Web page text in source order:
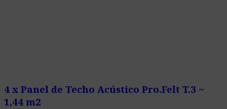
4 x Panel de Techo Acústico Pro.Felt T.3 ~
1,44 m2